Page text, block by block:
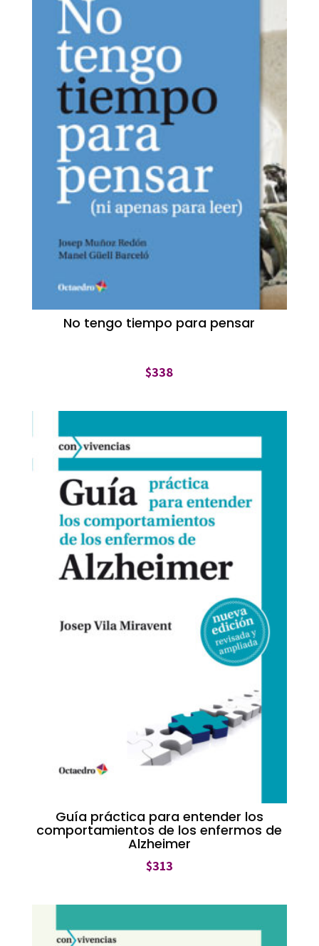
No tengo tiempo para pensar
$338
Guía práctica para entender los
comportamientos de los enfermos de
Alzheimer
$313